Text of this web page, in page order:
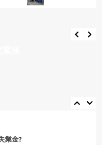
薪和福利
张
辦?